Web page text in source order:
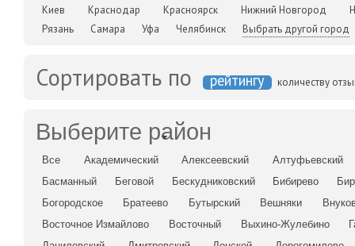
Киев
Краснодар Красноярск Нижний Новгород
Рязань
Самара Уфа Челябинск Выбрать другой город
Сортировать по рейтингу количеству
Выберите район
Все Академический Алексеевский
Алтуфьевский
Басманный
Беговой Бескудниковский Бибирево
Богородское
Братеево Бутырский Вешняки
Восточное Измайлово
Восточный Выхино-Жулебино